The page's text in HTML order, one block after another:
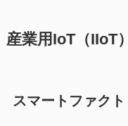
産業用IoT（IIoT
スマートファク